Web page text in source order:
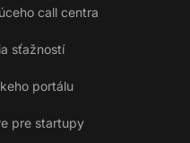
call centra
sťažností
portálu
pre startupy